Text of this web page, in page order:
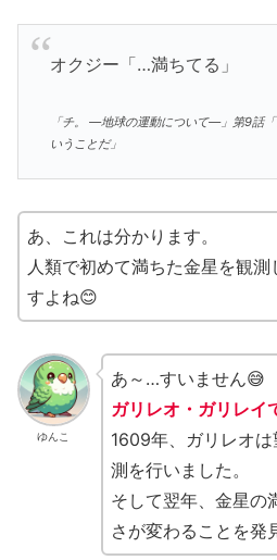
オクジー「…満ちてる」
「チ。 ―地球の運動について―」第9話
いうことだ」
あ、これは分かります。
人類で初めて満ちた金星を観測
すよね😊
ゆんこ
あ～…すいません😅
ガリレオ・ガリレイ
1609年、ガリレオ
測を行いました。
そして翌年、金星の
さが変わることを発